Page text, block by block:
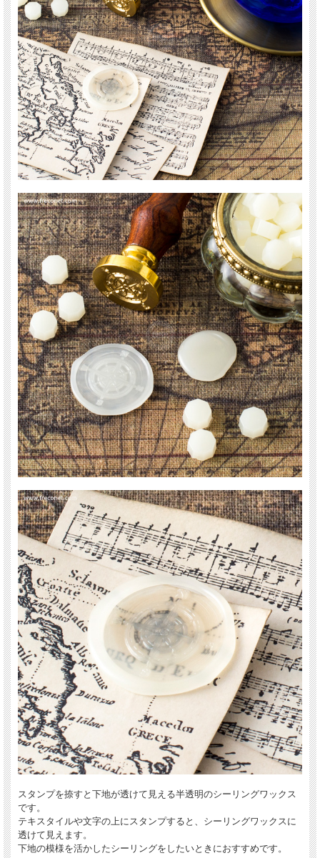
スタンプを捺すと下地が透けて見える半透明のシーリングワックス
です。
テキスタイルや文字の上にスタンプすると、シーリングワックスに
透けて見えます。
下地の模様を活かしたシーリングをしたいときにおすすめです。